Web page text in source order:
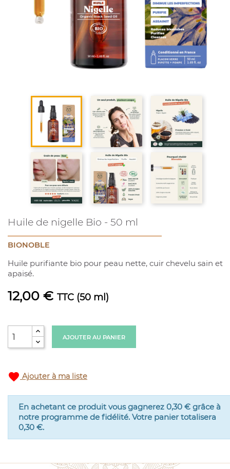
Huile de nigelle Bio - 50 ml
BIONOBLE
Huile purifiante bio pour peau nette, cuir chevelu sain et
apaisé.
12,00 € TTC (50 ml)
AJOUTER AU PANIER
favorite Ajouter à ma liste
En achetant ce produit vous gagnerez 0,30 € grâce à
notre programme de fidélité. Votre panier totalisera
0,30 €.